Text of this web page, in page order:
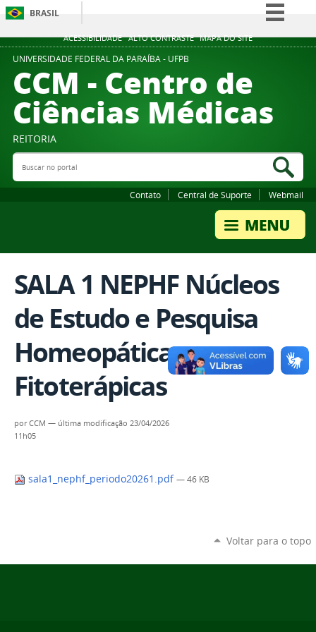
ACESSIBILIDADE ALTO CONTRASTE MAPA DO SITE
BRASIL
Simplifique!
Participe
Acesso à informação
Legislação
UNIVERSIDADE FEDERAL DA PARAÍBA - UFPB
CCM - Centro de
Ciências Médicas
REITORIA
Buscar no portal
Contato Central de Suporte Webmail
SALA 1 NEPHF Núcleos
de Estudo e Pesquisa
Homeopáticas e
Fitoterápicas
porCCM — última modificação 23/04/2026
11h05
sala1_nephf_periodo20261.pdf — 46 KB
Voltar para o topo